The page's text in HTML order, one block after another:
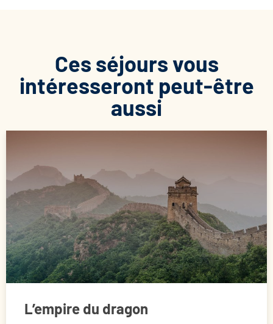
Ces séjours vous
intéresseront peut-être
aussi
L’empire du dragon